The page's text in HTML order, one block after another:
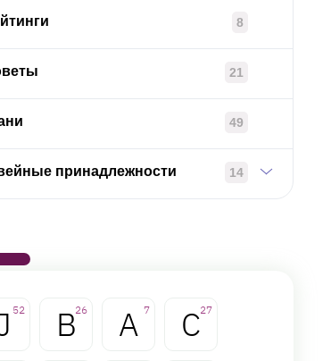
8
21
49
принадлежности 14
52 B26 A 7 C27